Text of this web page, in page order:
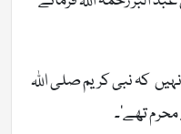
کہ نبی کریم صلی اللہ
تھے‘۔